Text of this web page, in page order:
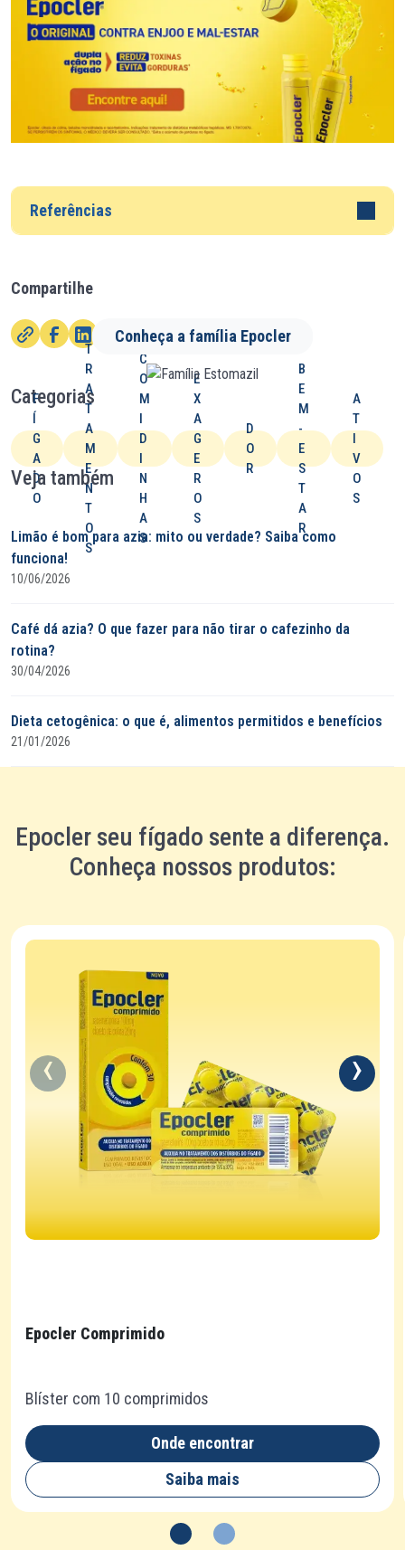
Referências
Compartilhe
Conheça a família Epocler
Categorias
F
Í
G
A
D
O
T
R
A
T
A
M
E
N
T
O
S
C
O
M
I
D
I
N
H
A
S
E
X
A
G
E
R
O
S
D
O
R
B
E
M
-
E
S
T
A
R
A
T
I
V
O
S
Veja também
Limão é bom para azia: mito ou verdade? Saiba como
funciona!
10/06/2026
Café dá azia? O que fazer para não tirar o cafezinho da
rotina?
30/04/2026
Dieta cetogênica: o que é, alimentos permitidos e benefícios
21/01/2026
Epocler seu fígado sente a diferença.
Conheça nossos produtos:
Epocler Comprimido
Blíster com 10 comprimidos
Onde encontrar
Saiba mais